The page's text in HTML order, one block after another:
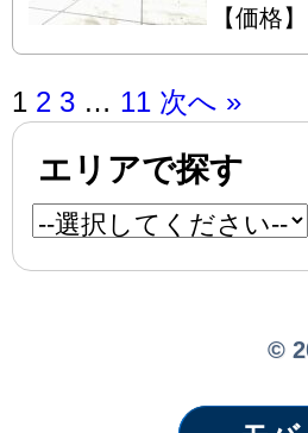
【価格】
1 2 3 … 11 次へ »
エリアで探す
©